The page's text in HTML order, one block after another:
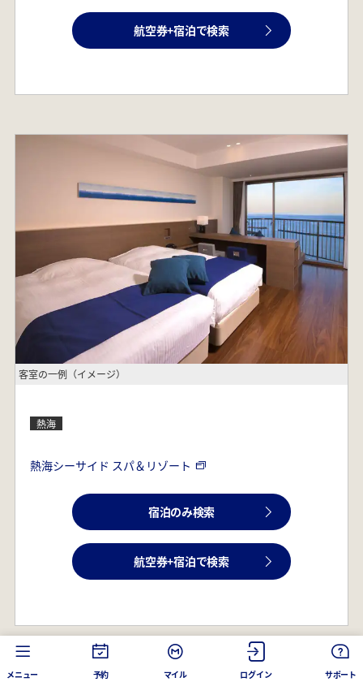
航空券+宿泊で検索
客室の一例（イメージ）
熱海
熱海シーサイド スパ＆リゾート
宿泊のみ検索
航空券+宿泊で検索
メニュー 予約 マイル ログイン サポート